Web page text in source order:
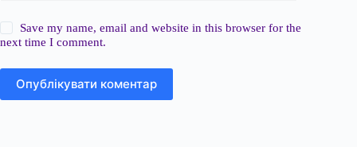
Save my name, email and website in this browser for the
next time I comment.
Опублікувати коментар